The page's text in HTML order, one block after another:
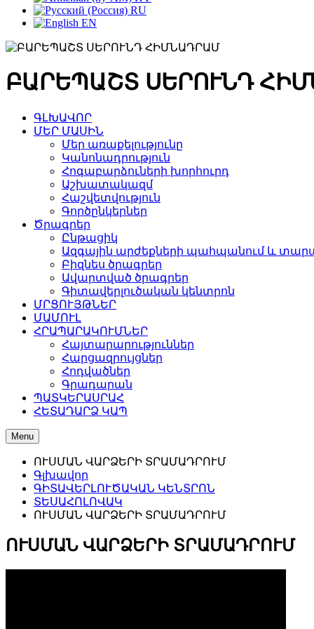
RU
EN
ԲԱՐԵՊԱՇՏ ՍԵՐՈՒՆԴ
ԳԼԽԱՎՈՐ
ՄԵՐ ՄԱՍԻՆ
Մեր առաքելությունը
Կանոնադրություն
Հոգաբարձուների խորհուրդ
Աշխատակազմ
Հաշվետվություն
Գործընկերներ
Ծրագրեր
Ընթացիկ
Ազգային արժեքների պահպանում և
Բիզնես ծրագրեր
Ավարտված ծրագրեր
Գիտավերլուծական կենտրոն
ՄՐՑՈՒՅԹՆԵՐ
ՄԱՄՈՒԼ
ՀՐԱՊԱՐԱԿՈՒՄՆԵՐ
Հայտարարություններ
Հարցազրույցներ
Հոդվածներ
Գրադարան
ՊԱՏԿԵՐԱՍՐԱՀ
ՀԵՏԱԴԱՐՁ ԿԱՊ
Menu
ՈՒՍՄԱՆ ՎԱՐՁԵՐԻ ՏՐԱՄԱԴՐՈՒՄ
Գլխավոր
ԳԻՏԱՎԵՐԼՈՒԾԱԿԱՆ ԿԵՆՏՐՈՆ
ՏԵՍԱՀՈԼՈՎԱԿ
ՈՒՍՄԱՆ ՎԱՐՁԵՐԻ ՏՐԱՄԱԴՐՈՒՄ
ՈՒՍՄԱՆ ՎԱՐՁԵՐԻ ՏՐԱՄԱԴՐՈՒՄ